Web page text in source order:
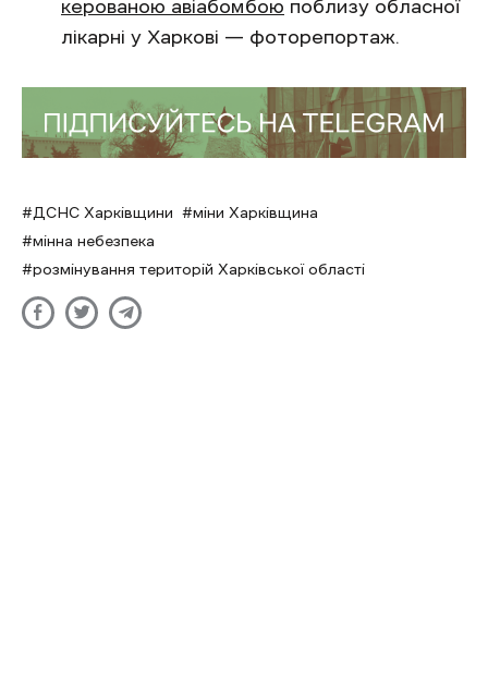
керованою авіабомбою поблизу обласної
лікарні у Харкові — фоторепортаж.
ДСНС Харківщини
міни Харківщина
мінна небезпека
розмінування територій Харківської області